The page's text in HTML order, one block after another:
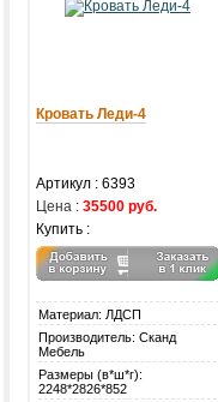
Кровать Леди-4
Артикул : 6393
Цена : 35500 руб.
Купить :
Материал: ЛДСП
Производитель: Сканд
Мебель
Размеры (в*ш*г):
2248*2826*852